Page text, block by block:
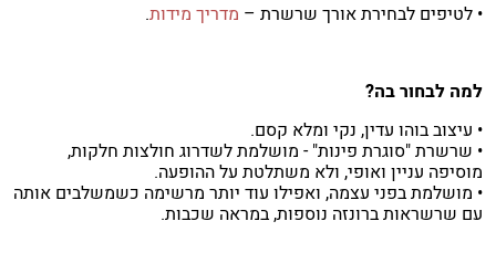
• לטיפים לבחירת אורך שרשרת – מדריך מידות.
למה לבחור בה?
• עיצוב בוהו עדין, נקי ומלא קסם.
• שרשרת "סוגרת פינות" - מושלמת לשדרוג חולצות חלקות,
מוסיפה עניין ואופי, ולא משתלטת על ההופעה.
• מושלמת בפני עצמה, ואפילו עוד יותר מרשימה כשמשלבים אותה
עם שרשראות ברונזה נוספות, במראה שכבות.